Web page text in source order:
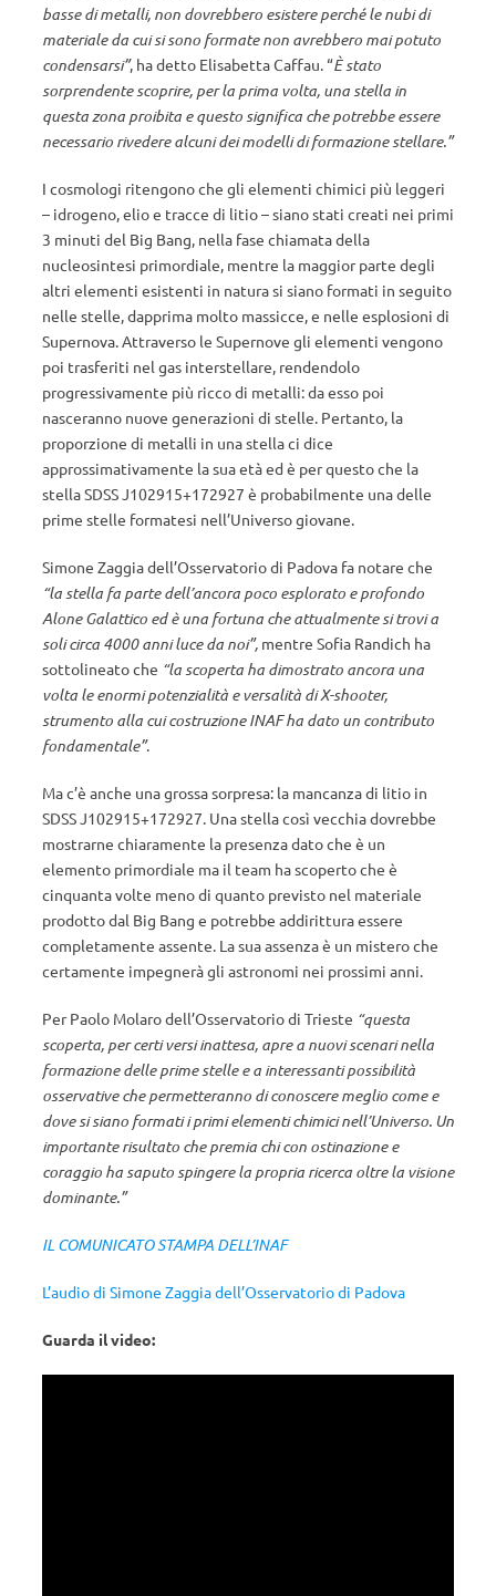
basse di metalli, non dovrebbero esistere perché le nubi di
materiale da cui si sono formate non avrebbero mai potuto
condensarsi”, ha detto Elisabetta Caffau. “Èstato
sorprendente scoprire, per la prima volta, una stella in
questa zona proibita e questo significa che potrebbe essere
necessario rivedere alcuni dei modelli di formazione stellare.”
I cosmologi ritengono che gli elementi chimici più leggeri
– idrogeno, elio e tracce di litio – siano stati creati nei primi
3 minuti del Big Bang, nella fase chiamata della
nucleosintesi primordiale, mentre la maggior parte degli
altri elementi esistenti in natura si siano formati in seguito
nelle stelle, dapprima molto massicce, e nelle esplosioni di
Supernova. Attraverso le Supernove gli elementi vengono
poi trasferiti nel gas interstellare, rendendolo
progressivamente più ricco di metalli: da esso poi
nasceranno nuove generazioni di stelle. Pertanto, la
proporzione di metalli in una stella ci dice
approssimativamente la sua età ed è per questo che la
stella SDSS J102915+172927 è probabilmente una delle
prime stelle formatesi nell’Universo giovane.
Simone Zaggia dell’Osservatorio di Padova fa notare che
“la stella fa parte dell’ancora poco esplorato e profondo
Alone Galattico ed è una fortuna che attualmente si trovi a
soli circa 4000 anni luce da noi”, mentre Sofia Randich ha
sottolineato che “la scoperta ha dimostrato ancora una
volta le enormi potenzialità e versalità di X-shooter,
strumento alla cui costruzione INAF ha dato un contributo
fondamentale”.
Ma c’è anche una grossa sorpresa: la mancanza di litio in
SDSS J102915+172927. Una stella così vecchia dovrebbe
mostrarne chiaramente la presenza dato che è un
elemento primordiale ma il team ha scoperto che è
cinquanta volte meno di quanto previsto nel materiale
prodotto dal Big Bang e potrebbe addirittura essere
completamente assente. La sua assenza è un mistero che
certamente impegnerà gli astronomi nei prossimi anni.
Per Paolo Molaro dell’Osservatorio di Trieste “questa
scoperta, per certi versi inattesa, apre a nuovi scenari nella
formazione delle prime stelle e a interessanti possibilità
osservative che permetteranno di conoscere meglio come e
dove si siano formati i primi elementi chimici nell’Universo. Un
importante risultato che premia chi con ostinazione e
coraggio ha saputo spingere la propria ricerca oltre la visione
dominante.”
IL COMUNICATO STAMPA DELL’INAF
L’audio di Simone Zaggia dell’Osservatorio di Padova
Guarda il video: